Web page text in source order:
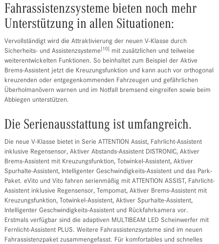
Fahrassistenzsysteme bieten noch mehr
Unterstützung in allen Situationen:
Vervollständigt wird die Attraktivierung der neuen V-Klasse durch
Sicherheits- und Assistenzsysteme [10]
mit zusätzlichen und teilweise
weiterentwickelten Funktionen. So beinhaltet zum Beispiel der Aktive
Brems-Assistent jetzt die Kreuzungsfunktion und kann auch vor orthogonal
kreuzenden oder entgegenkommenden Fahrzeugen und gefährlichen
Überholmanövern warnen und im Notfall bremsend eingreifen sowie beim
Abbiegen unterstützen.
Die Serienausstattung ist umfangreich.
Die neue V-Klasse bietet in Serie ATTENTION Assist, Fahrlicht-Assistent
inklusive Regensensor, Aktiver Abstands-Assistent DISTRONIC, Aktiver
Brems-Assistent mit Kreuzungsfunktion, Totwinkel-Assistent, Aktiver
Spurhalte-Assistent, Intelligenter Geschwindigkeits-Assistent und das Park-
Paket. eVito und Vito fahren serienmäßig mit ATTENTION ASSIST, Fahrlicht-
Assistent inklusive Regensensor, Tempomat, Aktiver Brems-Assistent mit
Kreuzungsfunktion, Totwinkel-Assistent, Aktiver Spurhalte-Assistent,
Intelligenter Geschwindigkeits-Assistent und Rückfahrkamera vor.
Erstmals verfügbar sind die adaptiven MULTIBEAM LED Scheinwerfer mit
Fernlicht-Assistent PLUS. Weitere Fahrassistenzsysteme sind im neuen
Fahrassistenzpaket zusammengefasst. Für komfortables und schnelles